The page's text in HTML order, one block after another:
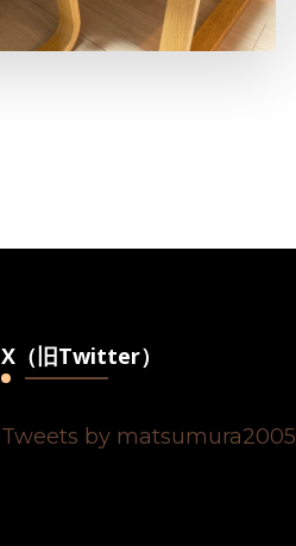
X（旧Twitter）
Tweets by matsumura2005